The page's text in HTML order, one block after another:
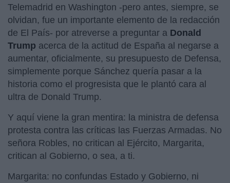
Telemadrid en Washington -pero antes, siempre, se
olvidan, fue un importante elemento de la redacción
de El País- por atreverse a preguntar a Donald
Trump acerca de la actitud de España al negarse a
aumentar, oficialmente, su presupuesto de Defensa,
simplemente porque Sánchez quería pasar a la
historia como el progresista que le plantó cara al
ultra de Donald Trump.
Y aquí viene la gran mentira: la ministra de defensa
protesta contra las críticas las Fuerzas Armadas. No
señora Robles, no critican al Ejército, Margarita,
critican al Gobierno, o sea, a ti.
Margarita: no confundas Estado y Gobierno, ni